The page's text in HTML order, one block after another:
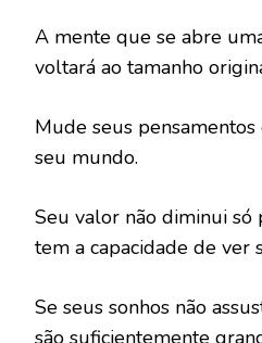
A mente que se abre
voltará ao tamanho
Mude seus
seu mundo.
Seu valor não diminui
tem a capacidade de ver
Se seus sonhos não